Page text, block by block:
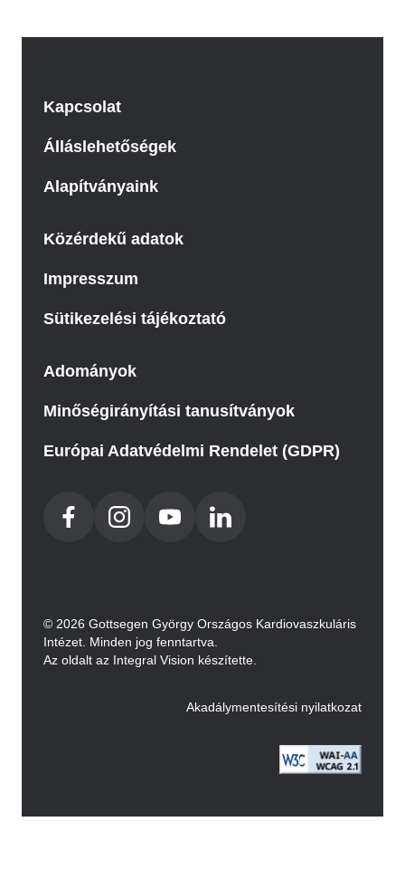
Kapcsolat
Álláslehetőségek
Alapítványaink
Közérdekű adatok
Impresszum
Sütikezelési tájékoztató
Adományok
Minőségirányítási tanusítványok
Európai Adatvédelmi Rendelet (GDPR)
© 2026 Gottsegen György Országos Kardiovaszkuláris
Intézet. Minden jog fenntartva.
Az oldalt az Integral Vision készítette.
Akadálymentesítési nyilatkozat
Image